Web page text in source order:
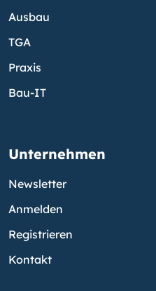
Ausbau
TGA
Praxis
Bau-IT
Unternehmen
Newsletter
Anmelden
Registrieren
Kontakt